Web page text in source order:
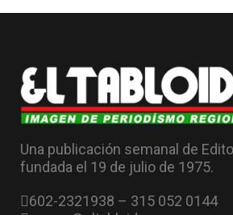
Una publicación semanal de
fundada el 19 de julio de 1975.
602-2321938 – 315 052 0144